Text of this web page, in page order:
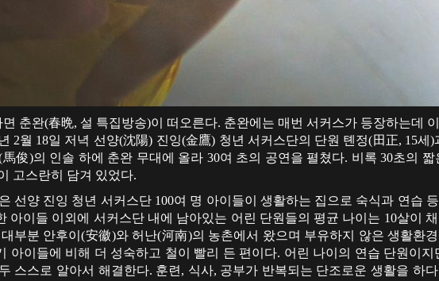
춘완(春晩, 설 특집방송)이 떠오른다. 춘완에는 매번 서커스가 등장하는데
2월 18일 저녁 선양(沈陽) 진잉(金鷹) 청년 서커스단의 단원 톈정(田正, 15세
俊)의 인솔 하에 춘완 무대에 올라 30여 초의 공연을 펼쳤다. 비록 30초의
고스란히 담겨 있었다.
선양 진잉 청년 서커스단 100여 명 아이들이 생활하는 집으로 숙식과 연습
아이들 이외에 서커스단 내에 남아있는 어린 단원들의 평균 나이는 10살이
부분 안후이(安徽)와 허난(河南)의 농촌에서 왔으며 부유하지 않은 생활환
아이들에 비해 더 성숙하고 철이 빨리 든 편이다. 어린 나이의 연습 단원이
스스로 알아서 해결한다. 훈련, 식사, 공부가 반복되는 단조로운 생활을 하